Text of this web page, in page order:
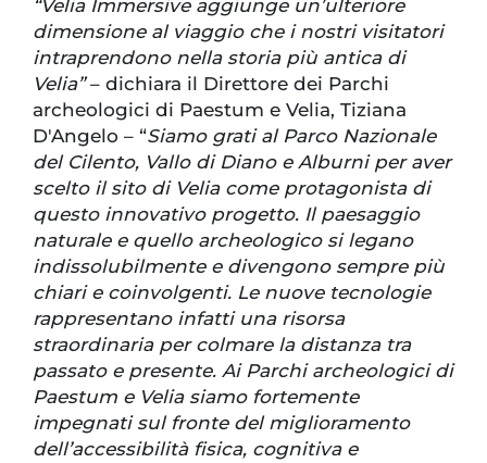
“Velia Immersive aggiunge un’ulteriore
dimensione al viaggio che i nostri visitatori
intraprendono nella storia più antica di
Velia”– dichiara il Direttore dei Parchi
archeologici di Paestum e Velia, Tiziana
D'Angelo – “Siamo grati al Parco Nazionale
del Cilento, Vallo di Diano e Alburni per aver
scelto il sito di Velia come protagonista di
questo innovativo progetto. Il paesaggio
naturale e quello archeologico si legano
indissolubilmente e divengono sempre più
chiari e coinvolgenti. Le nuove tecnologie
rappresentano infatti una risorsa
straordinaria per colmare la distanza tra
passato e presente. Ai Parchi archeologici di
Paestum e Velia siamo fortemente
impegnati sul fronte del miglioramento
dell’accessibilità fisica, cognitiva e